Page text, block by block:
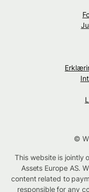
©
This website is jointly
Assets Europe AS.
content related to
responsible for any